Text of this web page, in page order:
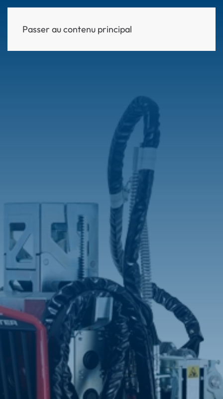
Passer au contenu principal